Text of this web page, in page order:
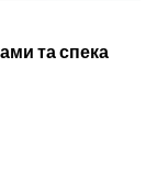
та спека